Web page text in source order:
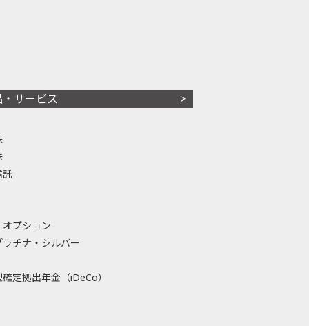
・サービス
託
プション
ラチナ・シルバー
定拠出年金（iDeCo）